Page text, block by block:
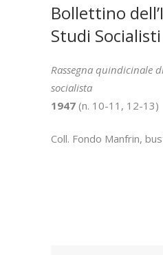
Bollettino
Studi Socialisti
Rassegna quindicinale
socialista
1947 (n. 10-11, 12-13)
Coll. Fondo Manfrin,